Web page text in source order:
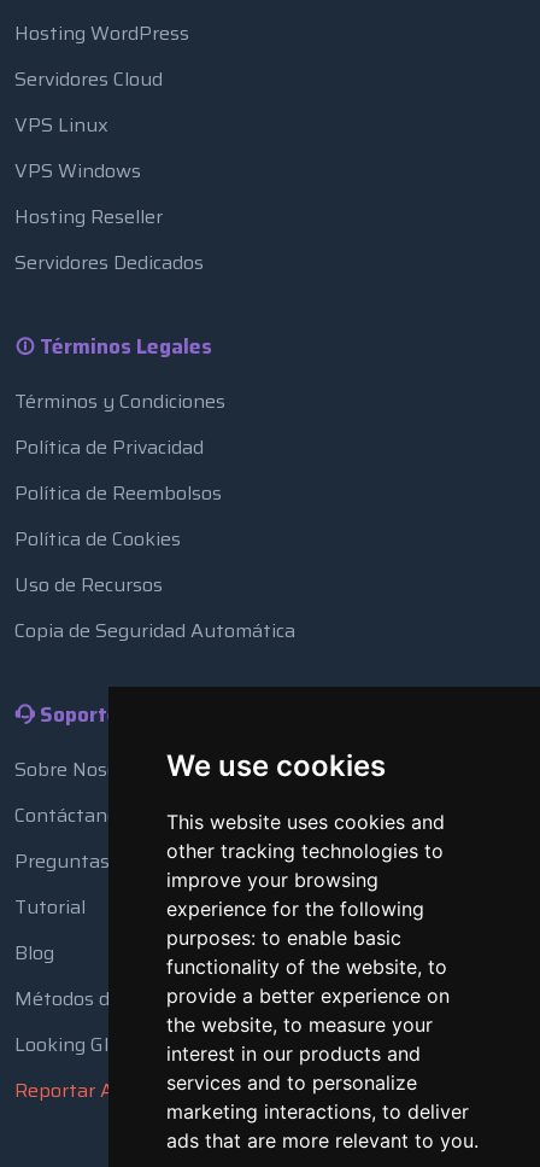
We use cookies
This website uses cookies and
other tracking technologies to
improve your browsing
experience for the following
purposes: to enable basic
functionality of the website, to
provide a better experience on
the website, to measure your
interest in our products and
services and to personalize
marketing interactions, to deliver
ads that are more relevant to you.
Hosting WordPress
Servidores Cloud
VPS Linux
VPS Windows
Hosting Reseller
Servidores Dedicados
Términos Legales
Términos y Condiciones
Política de Privacidad
Política de Reembolsos
Política de Cookies
Uso de Recursos
Copia de Seguridad Automática
Soporte
Sobre Nosotros
Contáctanos
Preguntas Frecuentes
Tutorial
Blog
Métodos de Pago
Looking Glass
Reportar Abuso